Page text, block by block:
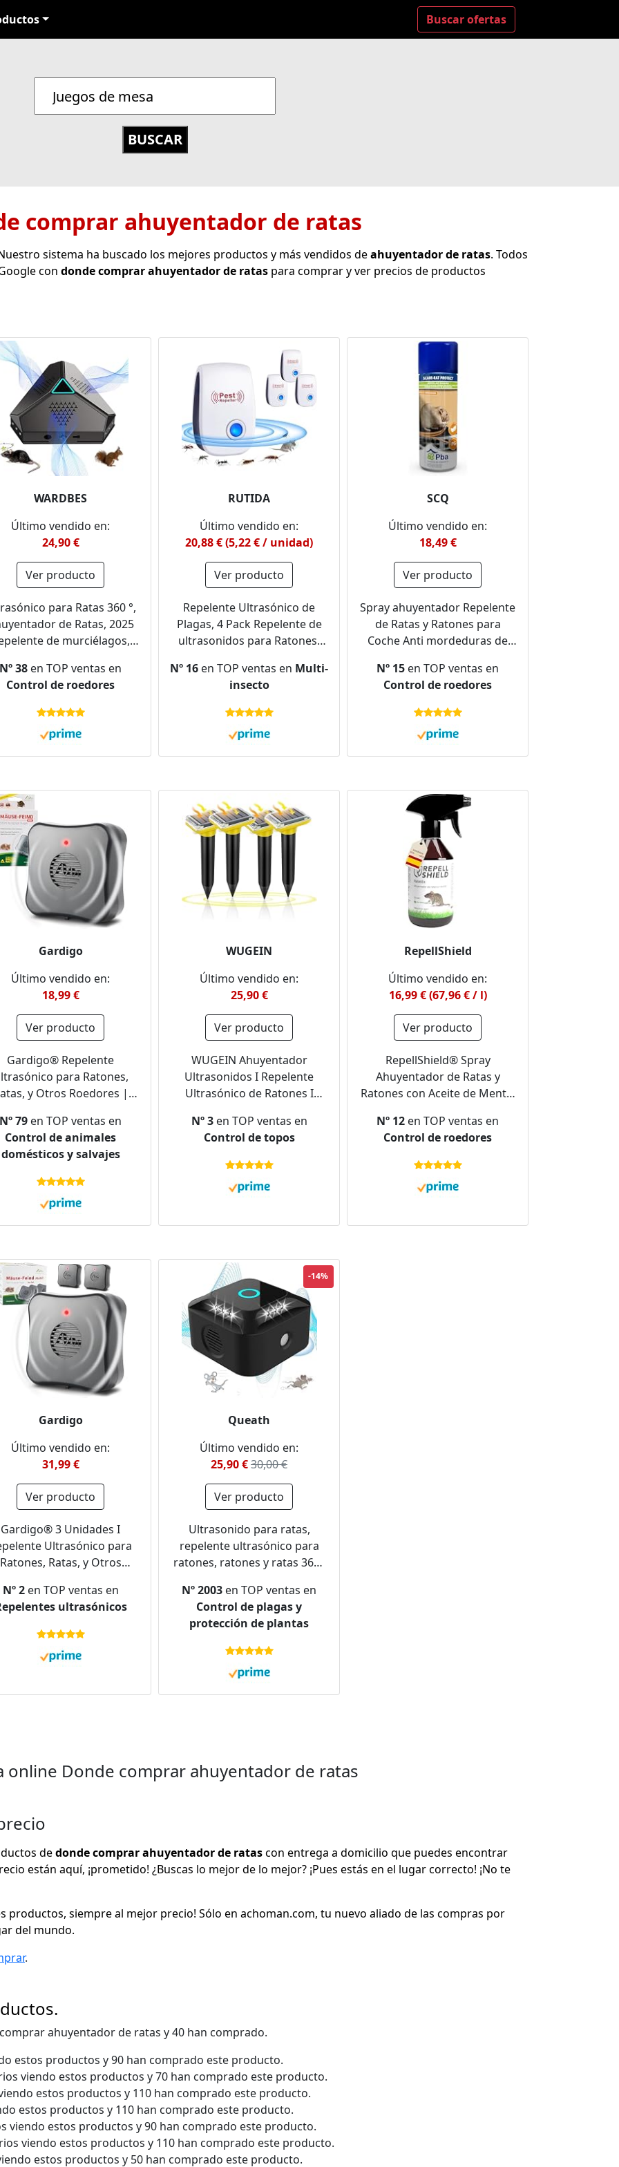
Buscar ofertas
comprar ahuyentador de ratas
sistema ha buscado los mejores productos y más vendidos deahuyentador de ratas. Todos
con donde comprar ahuyentador de ratas para comprar y ver precios de productos
WARDBES
Último vendido en:
24,90 €
Ver producto
para Ratas 360 °,
de Ratas, 2025
de murciélagos,
ultrasónica, Repelente
para Ratones
Cucarachas antiplagas
Nº 38 en TOP ventas en
Control de roedores
RUTIDA
Último vendido en:
20,88 € (5,22 € / unidad)
Ver producto
Repelente Ultrasónico de
Plagas, 4 Pack Repelente de
ultrasonidos para Ratones,
Mosquitos para Anti Ratones,
Moscas, Roedores, Insectos,
Arañas
Nº 16 en TOP ventas en Multi-
insecto
SCQ
Último vendido en:
18,49 €
Ver producto
Spray ahuyentador Repelente
de Ratas y Ratones para
Coche Anti mordeduras de
de Cables eléctricos Cuadro
eléctricos automoviles
aislantes Aerosol 1X500ml
Nº 15 en TOP ventas en
Control de roedores
Gardigo
Último vendido en:
18,99 €
Ver producto
Gardigo® Repelente
para Ratones,
y Otros Roedores |
Alcance de 40 m² |
de Roedores
con Ultrasonido contra
| Ahuyentador de
Nº 79 en TOP ventas en
Control de animales
domésticos y salvajes
WUGEIN
Último vendido en:
25,90 €
Ver producto
WUGEIN Ahuyentador
Ultrasonidos I Repelente
Ultrasónico de Ratones I
vibración Ultrasónica I
Protección contra Plagas
Eliminar Topos de l Huerto,
Nº 3en TOP ventas en
Control de topos
RepellShield
Último vendido en:
16,99 € (67,96 € / l)
Ver producto
RepellShield® Spray
Ahuyentador de Ratas y
Ratones con Aceite de Menta,
Repelente Ratones para
Exterior e Interior -
Alternativa Inofensiva a
Nº 12 en TOP ventas en
Control de roedores
Gardigo
Último vendido en:
31,99 €
Ver producto
Gardigo® 3 Unidades I
Ultrasónico para
Ratones, Ratas, y Otros
40 m² I Ahuyentador de
con Ultrasonido
Ratones I Ahuyentador
Nº 2en TOP ventas en
ultrasónicos
-14%
Queath
Último vendido en:
25,90 €30,00 €
Ver producto
Ultrasonido para ratas,
repelente ultrasónico para
ratones, ratones y ratas 360°
ultrasónico disuasores para
ratones roedores parásitos
ratas, arañas, polillas y
hormigas
Nº 2003 en TOP ventas en
Control de plagas y
protección de plantas
online Donde comprar ahuyentador de ratas
dedonde comprar ahuyentador de ratascon entrega a domicilio que puedes encontrar
están aquí, ¡prometido! ¿Buscas lo mejor de lo mejor? ¡Pues estás en el lugar correcto! ¡No te
productos, siempre al mejor precio! Sólo en achoman.com, tu nuevo aliado de las compras por
del mundo.
.
ahuyentador de ratas y 40 han comprado.
estos productos y 90 han comprado este producto.
viendo estos productos y 70 han comprado este producto.
estos productos y 110 han comprado este producto.
estos productos y 110 han comprado este producto.
viendo estos productos y 90 han comprado este producto.
viendo estos productos y 110 han comprado este producto.
estos productos y 50 han comprado este producto.